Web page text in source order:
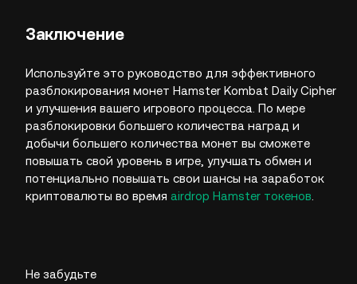
Заключение
Используйте это руководство для эффективного
разблокирования монет Hamster Kombat Daily Cipher
и улучшения вашего игрового процесса. По мере
разблокировки большего количества наград и
добычи большего количества монет вы сможете
повышать свой уровень в игре, улучшать обмен и
потенциально повышать свои шансы на заработок
криптовалюты во время airdrop Hamster токенов
Не забудьте